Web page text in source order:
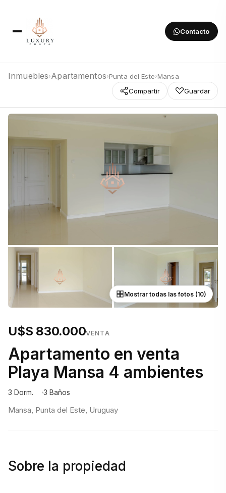
Contacto
Inmuebles›Apartamentos›Punta del Este›Mansa
Compartir
Guardar
Mostrar todas las fotos (10)
U$S 830.000VENTA
Apartamento en venta
Playa Mansa 4 ambientes
3 Dorm. 3 Baños
Mansa, Punta del Este, Uruguay
Sobre la propiedad